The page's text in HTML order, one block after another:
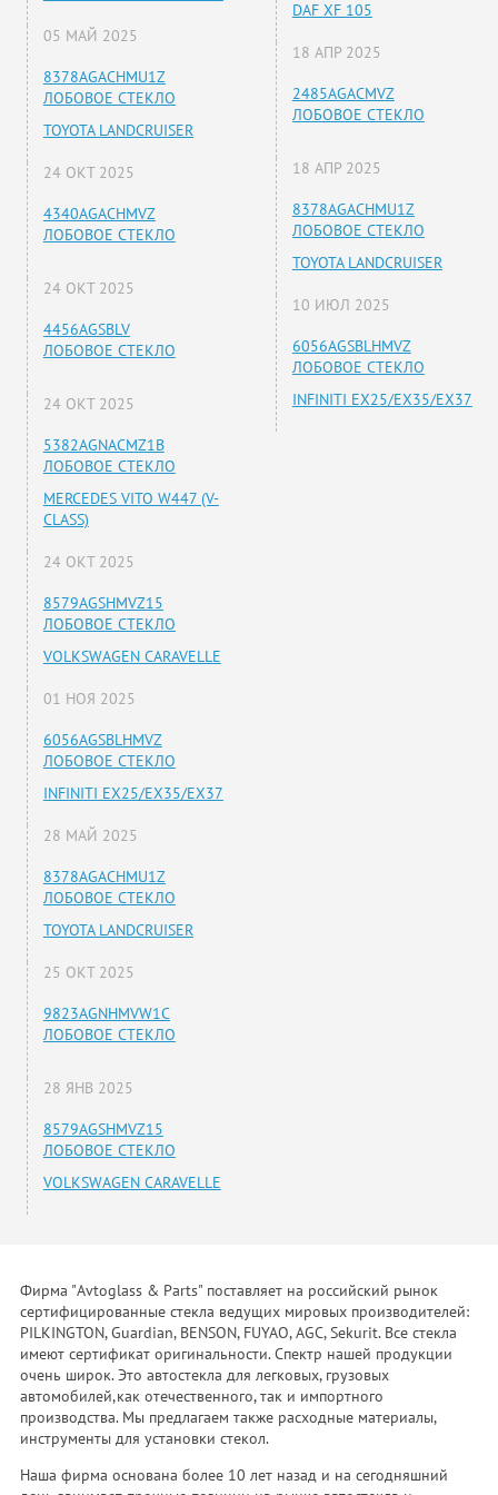
05 МАЙ 2025
8378AGACHMU1Z
ЛОБОВОЕ СТЕКЛО
TOYOTA LANDCRUISER
24 ОКТ 2025
4340AGACHMVZ
ЛОБОВОЕ СТЕКЛО
24 ОКТ 2025
4456AGSBLV
ЛОБОВОЕ СТЕКЛО
24 ОКТ 2025
5382AGNACMZ1B
ЛОБОВОЕ СТЕКЛО
MERCEDES VITO W447 (V-
CLASS)
24 ОКТ 2025
8579AGSHMVZ15
ЛОБОВОЕ СТЕКЛО
VOLKSWAGEN CARAVELLE
01 НОЯ 2025
6056AGSBLHMVZ
ЛОБОВОЕ СТЕКЛО
INFINITI EX25/EX35/EX37
28 МАЙ 2025
8378AGACHMU1Z
ЛОБОВОЕ СТЕКЛО
TOYOTA LANDCRUISER
25 ОКТ 2025
9823AGNHMVW1C
ЛОБОВОЕ СТЕКЛО
28 ЯНВ 2025
8579AGSHMVZ15
ЛОБОВОЕ СТЕКЛО
VOLKSWAGEN CARAVELLE
DAF XF 105
18 АПР 2025
2485AGACMVZ
ЛОБОВОЕ СТЕКЛО
18 АПР 2025
8378AGACHMU1Z
ЛОБОВОЕ СТЕКЛО
TOYOTA LANDCRUISER
10 ИЮЛ 2025
6056AGSBLHMVZ
ЛОБОВОЕ СТЕКЛО
INFINITI EX25/EX35/EX37
Фирма "Avtoglass & Parts" поставляет на российский рынок
сертифицированные стекла ведущих мировых производителей:
PILKINGTON, Guardian, BENSON, FUYAO, AGC, Sekurit. Все стекла
имеют сертификат оригинальности. Спектр нашей продукции
очень широк. Это автостекла для легковых, грузовых
автомобилей,как отечественного, так и импортного
производства. Мы предлагаем также расходные материалы,
инструменты для установки стекол.
Наша фирма основана более 10 лет назад и на сегодняшний